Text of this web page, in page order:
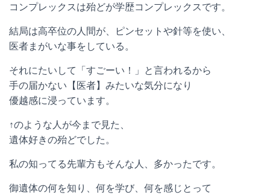
コンプレックスは殆どが学歴コンプレックスです。
結局は高卒位の人間が、ピンセットや針等を使い、
医者まがいな事をしている。
それにたいして「すごーい！」と言われるから
手の届かない【医者】みたいな気分になり
優越感に浸っています。
↑のような人が今まで見た、
遺体好きの殆どでした。
私の知ってる先輩方もそんな人、多かったです。
御遺体の何を知り、何を学び、何を感じとって